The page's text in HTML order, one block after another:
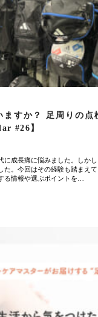
ますか？ 足周りの点
#26】
に成長痛に悩みました。しか
た。今回はその経験も踏まえ
る情報や選ぶポイントを…